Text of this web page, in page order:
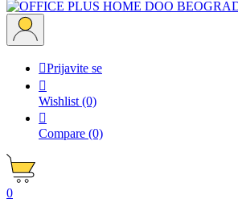
Prijavite se

Wishlist (0)

Compare (0)
0